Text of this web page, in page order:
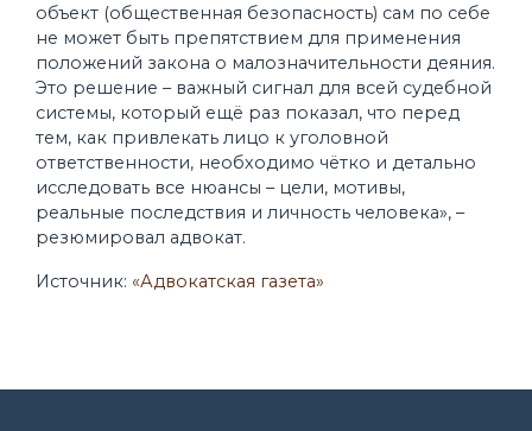
объект (общественная безопасность) сам по себе
не может быть препятствием для применения
положений закона о малозначительности деяния.
Это решение – важный сигнал для всей судебной
системы, который ещё раз показал, что перед
тем, как привлекать лицо к уголовной
ответственности, необходимо чётко и детально
исследовать все нюансы – цели, мотивы,
реальные последствия и личность человека», –
резюмировал адвокат.
Источник: «Адвокатская газета»